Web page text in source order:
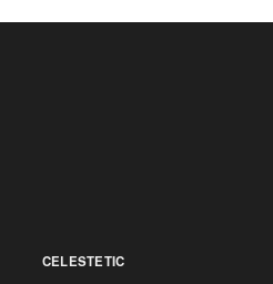
CELESTETIC